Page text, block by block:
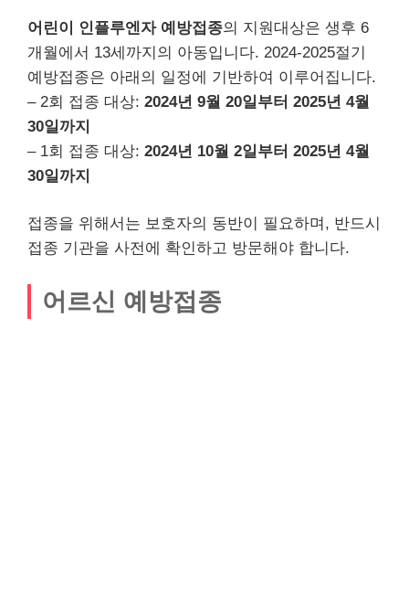
어린이 인플루엔자 예방접종의 지원대상은 생후 6
개월에서 13세까지의 아동입니다. 2024-2025절기
예방접종은 아래의 일정에 기반하여 이루어집니다.
– 2회 접종 대상: 2024년 9월 20일부터 2025년 4월
30일까지
– 1회 접종 대상: 2024년 10월 2일부터 2025년 4월
30일까지
접종을 위해서는 보호자의 동반이 필요하며, 반드시
접종 기관을 사전에 확인하고 방문해야 합니다.
어르신 예방접종